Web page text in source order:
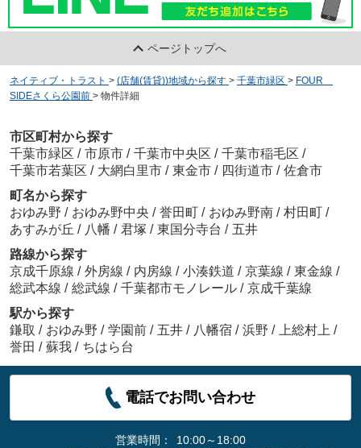
ページトップへ
ネイティブ・トラスト > (店舗(賃貸))地域から探す > 千葉市緑区 > FOUR
SIDEさくら公園前 > 物件詳細
市区町村から探す
千葉市緑区 / 市原市 / 千葉市中央区 / 千葉市稲毛区 /
千葉市若葉区 / 大網白里市 / 東金市 / 四街道市 / 佐倉市
町名から探す
おゆみ野 / おゆみ野中央 / 誉田町 / おゆみ野南 / 村田町 /
あすみが丘 / 八幡 / 君塚 / 東国分寺台 / 五井
路線から探す
京成千原線 / 外房線 / 内房線 / 小湊鉄道 / 京葉線 / 東金線 /
総武本線 / 総武線 / 千葉都市モノレール / 京成千葉線
駅から探す
鎌取 / おゆみ野 / 学園前 / 五井 / 八幡宿 / 浜野 / 上総村上 /
誉田 / 蘇我 / ちはら台
電話でお問い合わせ
営業時間：
10:00～18:00